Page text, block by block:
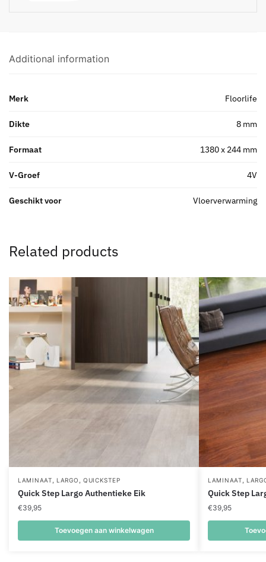
Additional information
Merk Floorlife
Dikte 8 mm
Formaat 1380 x 244 mm
V-Groef 4V
Geschikt voor Vloerverwarming
Related products
LAMINAAT, LARGO , QUICKSTEP
Quick Step Largo Authentieke Eik
€39,95
Toevoegen aan winkelwagen
LAMINAAT,
Quick Step
€39,95